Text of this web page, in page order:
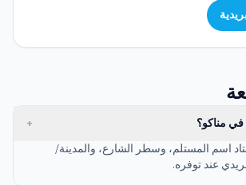
في مناكو؟
+
اسم المستلم، وسطر الشارع، والمدينة/
عند توفره.